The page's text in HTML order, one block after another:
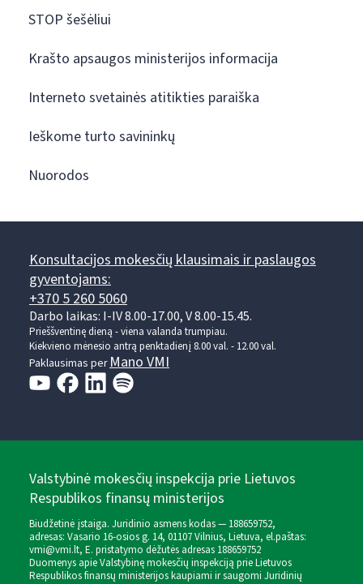
STOP šešėliui
Krašto apsaugos ministerijos informacija
Interneto svetainės atitikties paraiška
Ieškome turto savininkų
Nuorodos
Konsultacijos mokesčių klausimais ir paslaugos
gyventojams:
+370 5 260 5060
Darbo laikas: I-IV 8.00-17.00, V 8.00-15.45.
Prieššventinę dieną - viena valanda trumpiau.
Kiekvieno mėnesio antrą penktadienį 8.00 val. - 12.00 val.
Paklausimas perMano VMI
Valstybinė mokesčių inspekcija prie Lietuvos
Respublikos finansų ministerijos
Biudžetinė įstaiga. Juridinio asmens kodas — 188659752,
adresas: Vasario 16-osios g. 14, 01107 Vilnius, Lietuva, el.paštas:
vmi@vmi.lt, E. pristatymo dėžutės adresas 188659752
Duomenys apie Valstybinę mokesčių inspekciją prie Lietuvos
Respublikos finansų ministerijos kaupiami ir saugomi Juridinių